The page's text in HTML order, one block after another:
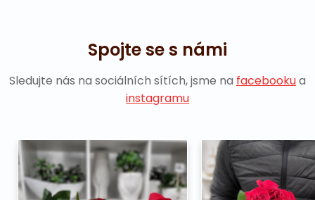
Spojte se s námi
Sledujte nás na sociálních sítích, jsme na facebookua
instagramu